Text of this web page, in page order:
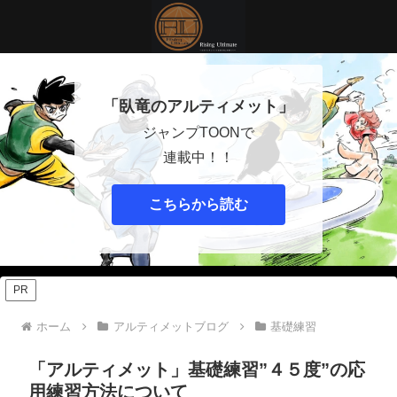
「臥竜のアルティメット」
ジャンプTOONで
連載中！！
こちらから読む
PR
ホーム アルティメットブログ 基礎練習
「アルティメット」基礎練習”４５度”の応
用練習方法について